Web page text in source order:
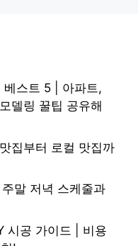
베스트 5 | 아파트,
델링 꿀팁 공유해
집부터 로컬 맛집까
말 저녁 스케줄과
시공 가이드 | 비용